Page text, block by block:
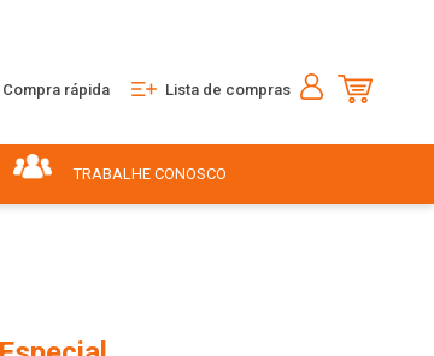
Compra rápida Lista de compras
TRABALHE CONOSCO